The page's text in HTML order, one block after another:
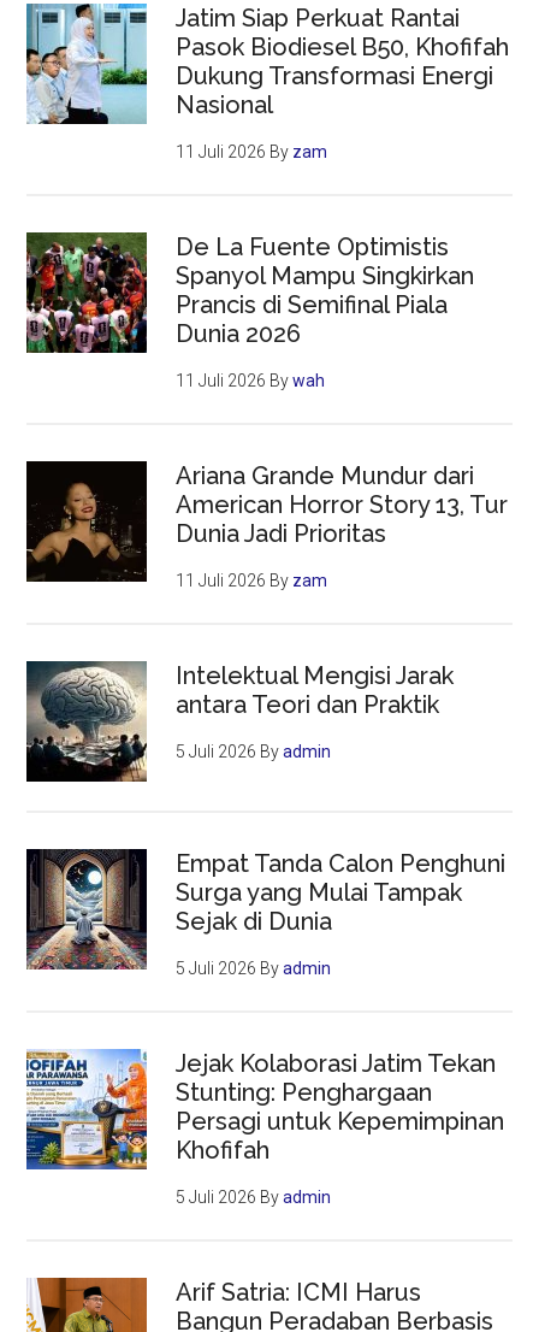
Jatim Siap Perkuat Rantai
Pasok Biodiesel B50, Khofifah
Dukung Transformasi Energi
Nasional
11 Juli 2026 By zam
De La Fuente Optimistis
Spanyol Mampu Singkirkan
Prancis di Semifinal Piala
Dunia 2026
11 Juli 2026 Bywah
Ariana Grande Mundur dari
American Horror Story 13, Tur
Dunia Jadi Prioritas
11 Juli 2026 By zam
Intelektual Mengisi Jarak
antara Teori dan Praktik
5 Juli 2026 Byadmin
Empat Tanda Calon Penghuni
Surga yang Mulai Tampak
Sejak di Dunia
5 Juli 2026 Byadmin
Jejak Kolaborasi Jatim Tekan
Stunting: Penghargaan
Persagi untuk Kepemimpinan
Khofifah
5 Juli 2026 Byadmin
Arif Satria: ICMI Harus
Bangun Peradaban Berbasis